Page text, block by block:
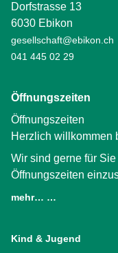
Dorfstrasse 13
6030 Ebikon
gesellschaft@ebikon.ch
041 445 02 29
Öffnungszeiten
Öffnungszeiten
Herzlich willkommen
Wir sind gerne für
Öffnungszeiten
mehr… …
Kind & Jugend